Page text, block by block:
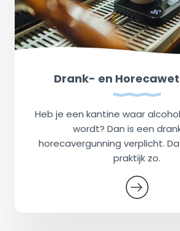
Drank- en
Heb je een kantine waar
wordt? Dan is een
horecavergunning verplicht.
praktijk zo.